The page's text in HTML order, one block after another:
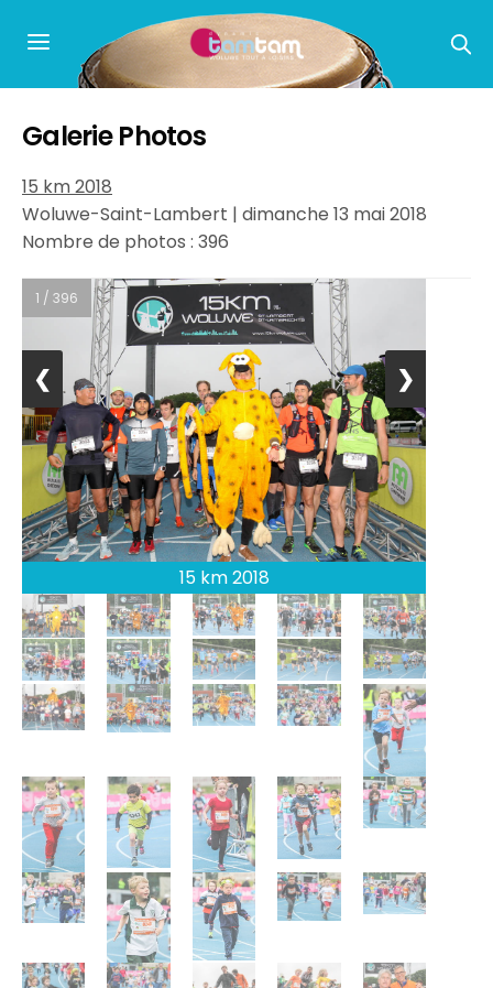
Galerie Photos
15 km 2018
Woluwe-Saint-Lambert | dimanche 13 mai 2018
Nombre de photos : 396
1 / 396
❮ ❯
15 km 2018